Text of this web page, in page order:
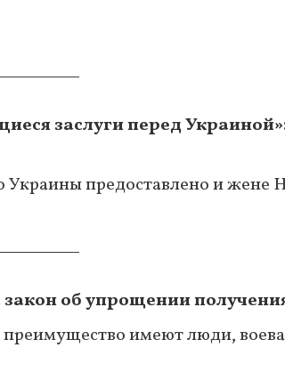
заслуги перед
Украины предоставлено и жене
об упрощении
преимущество имеют люди,